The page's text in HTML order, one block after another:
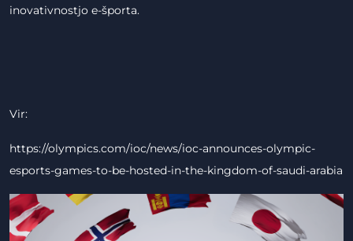
inovativnostjo e-športa.
Vir:
https://olympics.com/ioc/news/ioc-announces-olympic-
esports-games-to-be-hosted-in-the-kingdom-of-saudi-arabia